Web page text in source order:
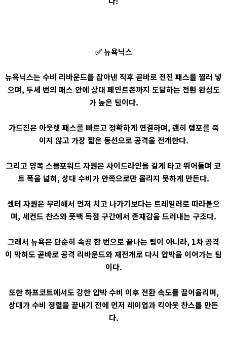
✅ 뉴욕닉스
뉴욕닉스는 수비 리바운드를 잡아낸 직후 곧바로 전진 패스를 찔러 넣
으며, 두세 번의 패스 안에 상대 페인트존까지 도달하는 전환 완성도
가 높은 팀이다.
가드진은 아웃렛 패스를 빠르고 정확하게 연결하며, 괜히 템포를 죽
이지 않고 가장 짧은 동선으로 공격을 전개한다.
그리고 양쪽 스몰포워드 자원은 사이드라인을 길게 타고 뛰어들며 코
트 폭을 넓혀, 상대 수비가 안쪽으로만 몰리지 못하게 만든다.
센터 자원은 무리해서 먼저 치고 나가기보다는 트레일러로 따라붙으
며, 세컨드 찬스와 풋백 득점 구간에서 존재감을 드러내는 구조다.
그래서 뉴욕은 단순히 속공 한 번으로 끝나는 팀이 아니라, 1차 공격
이 막혀도 곧바로 공격 리바운드와 재전개로 다시 압박을 이어가는 팀
이다.
또한 하프코트에서도 강한 압박 수비 이후 전환 속도를 끌어올리며,
상대가 수비 정렬을 끝내기 전에 먼저 레이업과 킥아웃 찬스를 만든
다.